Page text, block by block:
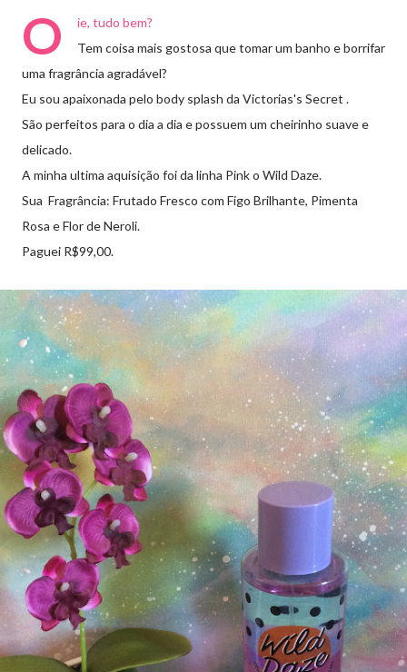
O
ie, tudo bem?
Tem coisa mais gostosa que tomar um banho e borrifar
uma fragrância agradável?
Eu sou apaixonada pelo body splash da Victorias's Secret .
São perfeitos para o dia a dia e possuem um cheirinho suave e
delicado.
A minha ultima aquisição foi da linha Pink o Wild Daze.
Sua Fragrância: Frutado Fresco com Figo Brilhante, Pimenta
Rosa e Flor de Neroli.
Paguei R$99,00.